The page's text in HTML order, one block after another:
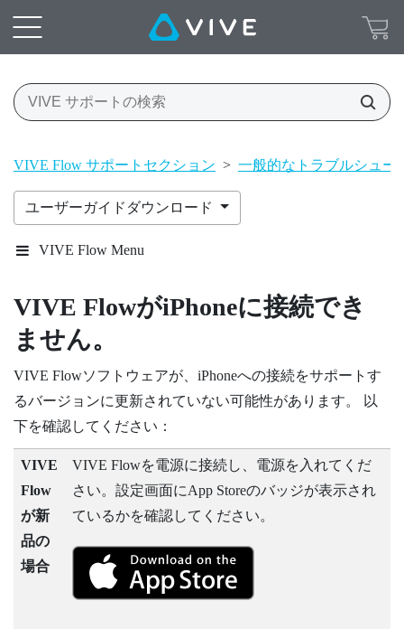
VIVE Flow サポートセクション > 一般的なトラブルシュー
ユーザーガイドダウンロード
VIVE Flow Menu
VIVE FlowがiPhoneに接続でき
ません。
VIVE Flowソフトウェアが、 iPhoneへの接続をサポートす
るバージョンに更新されていない可能性があります。 以
下を確認してください：
VIVE
Flow
が新
品の
場合
VIVE Flowを電源に接続し、電源を入れてくだ
さい。設定画面にApp Storeのバッジが表示され
ているかを確認してください。